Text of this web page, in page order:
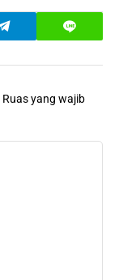
Ruas yang wajib